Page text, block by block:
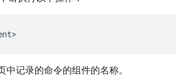
中记录的命令的组件的名称。